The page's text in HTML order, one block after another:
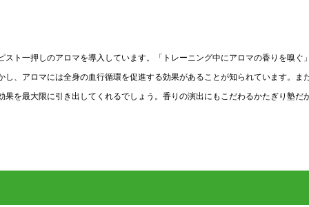
ト一押しのアロマを導入しています。「トレーニング中にアロマの香りを嗅ぐ
、アロマには全身の血行循環を促進する効果があることが知られています。また
を最大限に引き出してくれるでしょう。香りの演出にもこだわるかたぎり塾だ